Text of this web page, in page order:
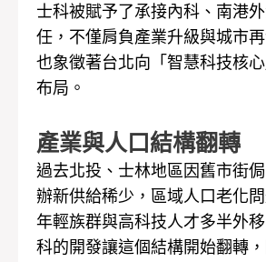
士科被賦予了承接內科、南港
任，不僅肩負產業升級與城市再
也象徵著台北向「智慧科技核
布局。
產業與人口結構翻轉
過去北投、士林地區因舊市街
辦新供給稀少，區域人口老化問
年輕族群與高科技人才多半外
科的開發讓這個結構開始翻轉